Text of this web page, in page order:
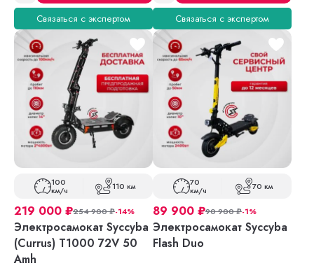
Связаться с экспертом Связаться с экспертом
100
км/ч 110 км
219 000 ₽254 900₽-14%
Электросамокат Syccyba
(Currus) T1000 72V 50
Amh
70
км/ч 70 км
89 900 ₽90 900₽-1%
Электросамокат Syccyba
Flash Duo